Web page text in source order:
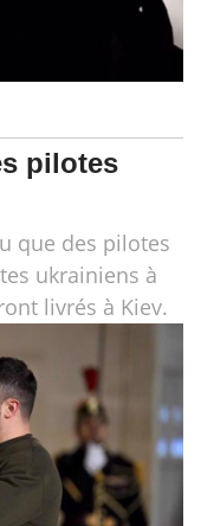
pilotes
que des pilotes
ukrainiens à
livrés à Kiev.